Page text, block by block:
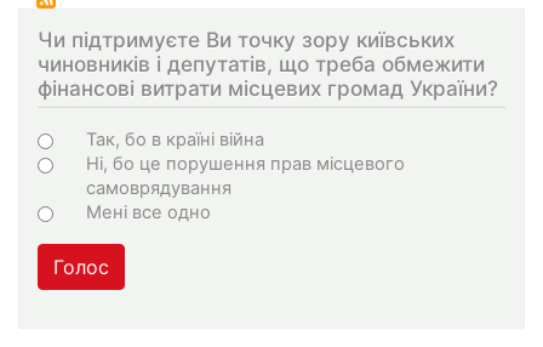
Чи підтримуєте Ви точку зору київських
чиновників і депутатів, що треба обмежити
фінансові витрати місцевих громад України?
Варіанти
Так, бо в країні війна
Ні, бо це порушення прав місцевого
самоврядування
Мені все одно
Голос